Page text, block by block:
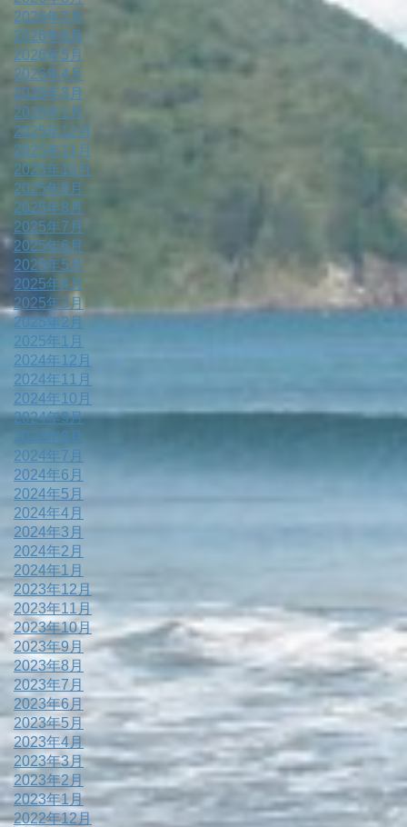
2026年7月
2026年6月
2026年5月
2026年4月
2026年3月
2026年1月
2025年12月
2025年11月
2025年10月
2025年9月
2025年8月
2025年7月
2025年6月
2025年5月
2025年4月
2025年3月
2025年2月
2025年1月
2024年12月
2024年11月
2024年10月
2024年9月
2024年8月
2024年7月
2024年6月
2024年5月
2024年4月
2024年3月
2024年2月
2024年1月
2023年12月
2023年11月
2023年10月
2023年9月
2023年8月
2023年7月
2023年6月
2023年5月
2023年4月
2023年3月
2023年2月
2023年1月
2022年12月